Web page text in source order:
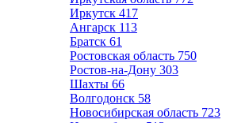
Иркутск 417
Ангарск 113
Братск 61
Ростовская область 750
Ростов-на-Дону 303
Шахты 66
Волгодонск 58
Новосибирская область 723